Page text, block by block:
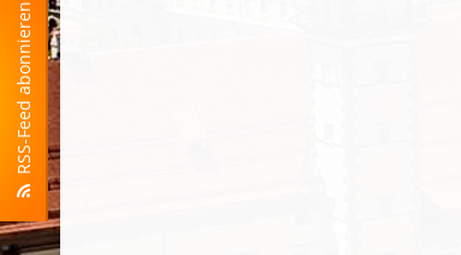
RSS-Feed abonnieren